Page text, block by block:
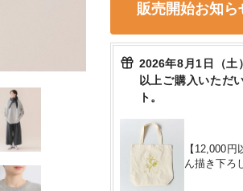
販売開始お知ら
2026年8月1日（土
以上ご購入いただ
ト。
【12,000
ん描き下ろ